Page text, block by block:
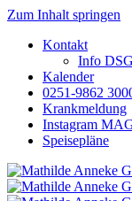
Zum Inhalt springen
Kontakt
Info
Kalender
0251-9862
Krankmeldung
Instagram
Speisepläne